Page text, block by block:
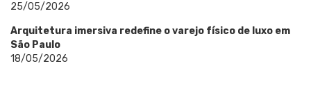
25/05/2026
Arquitetura imersiva redefine o varejo físico de luxo em
São Paulo
18/05/2026